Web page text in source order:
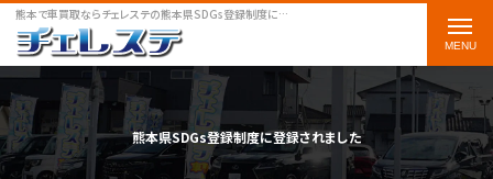
熊本で車買取ならチェレステの熊本県SDGs登録制度に登録されましたをご案内します
熊本県SDGs登録制度に登録されました
t
o
g
g
l